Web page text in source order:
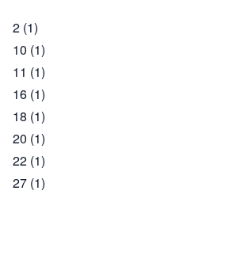
2 (1)
10 (1)
11 (1)
16 (1)
18 (1)
20 (1)
22 (1)
27 (1)